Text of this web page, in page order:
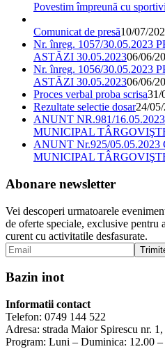
Povestim împreună cu
Comunicat de presă10/07/
Nr. înreg. 1057/30.05.2023
ASTĂZI 30.05.202306/06/
Nr. înreg. 1056/30.05.2023
ASTĂZI 30.05.202306/06/
Proces verbal proba scrisa31/
Rezultate selectie dosar24/
ANUNT NR.981/
MUNICIPAL
ANUNT Nr.925/
MUNICIPAL
Abonare newsletter
Vei descoperi urmatoarele
de oferte speciale, exclusive
curent cu activitatile desfasurate.
Bazin inot
Informatii contact
Telefon: 0749 144 522
Adresa: strada Maior Spirescu nr.
Program: Luni – Duminica: 12.00 –